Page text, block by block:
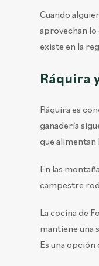
Cuando
aprovechan lo
existe en la
Ráquira
Ráquira es
ganadería
que alimentan
En las
campestre
La cocina de
mantiene una
Es una opción